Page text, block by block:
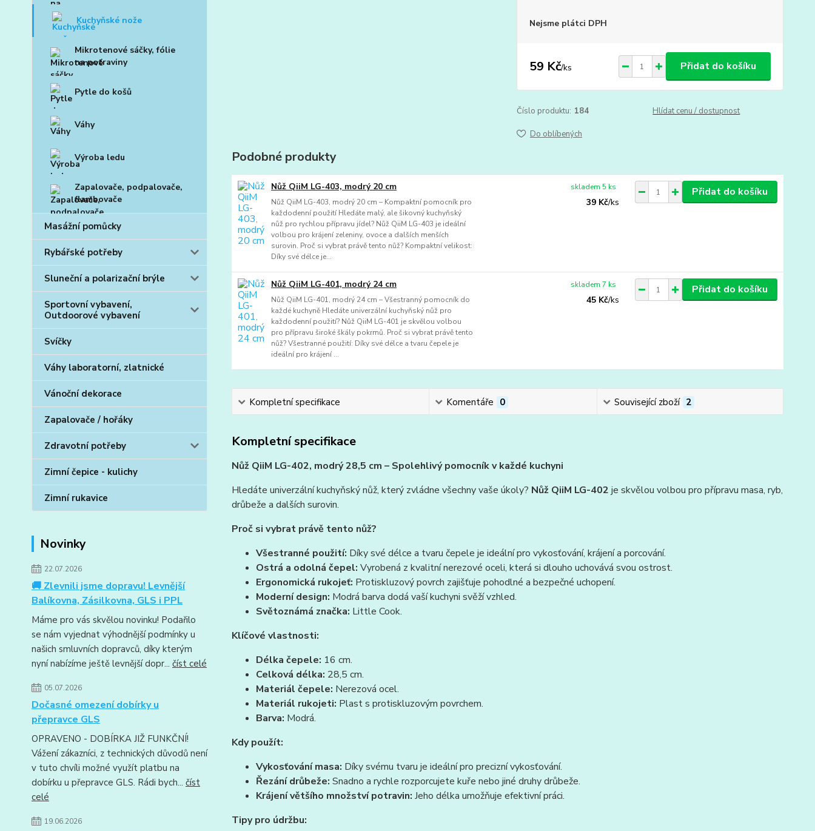
Kuchyňské nože
Mikrotenové sáčky, fólie
na potraviny
Pytle do košů
Váhy
Výroba ledu
Zapalovače, podpalovače,
flambovače
Masážní pomůcky
Rybářské potřeby
Sluneční a polarizační brýle
Sportovní vybavení,
Outdoorové vybavení
Svíčky
Váhy laboratorní, zlatnické
Vánoční dekorace
Zapalovače / hořáky
Zdravotní potřeby
Zimní čepice - kulichy
Zimní rukavice
Novinky
22.07.2026
🚚 Zlevnili jsme dopravu! Levnější
Balíkovna, Zásilkovna, GLS i PPL
Máme pro vás skvělou novinku! Podařilo
se nám vyjednat výhodnější podmínky u
našich smluvních dopravců, díky kterým
nyní nabízíme ještě levnější dopr... číst celé
05.07.2026
Dočasné omezení dobírky u
přepravce GLS
OPRAVENO - DOBÍRKA JIŽ FUNKČNÍ!
Vážení zákazníci, z technických důvodů není
v tuto chvíli možné využít platbu na
dobírku u přepravce GLS. Rádi bych... číst
celé
19.06.2026
Nejsme plátci DPH
59 Kč/ks Přidat do košíku
Číslo produktu: 184 Hlídat cenu / dostupnost
Do oblíbených
Podobné produkty
Nůž QiiM LG-403, modrý 20 cm
Nůž QiiM LG-403, modrý 20 cm – Kompaktní pomocník pro
každodenní použití Hledáte malý, ale šikovný kuchyňský
nůž pro rychlou přípravu jídel? Nůž QiiM LG-403 je ideální
volbou pro krájení zeleniny, ovoce a dalších menších
surovin. Proč si vybrat právě tento nůž? Kompaktní velikost:
Díky své délce je...
39 Kč/ks
skladem 5 ks Přidat do košíku
Nůž QiiM LG-401, modrý 24 cm
Nůž QiiM LG-401, modrý 24 cm – Všestranný pomocník do
každé kuchyně Hledáte univerzální kuchyňský nůž pro
každodenní použití? Nůž QiiM LG-401 je skvělou volbou
pro přípravu široké škály pokrmů. Proč si vybrat právě tento
nůž? Všestranné použití: Díky své délce a tvaru čepele je
ideální pro krájení ...
45 Kč/ks
skladem 7 ks Přidat do košíku
Kompletní specifikace Komentáře 0 Související zboží 2
Kompletní specifikace
Nůž QiiM LG-402, modrý 28,5 cm – Spolehlivý pomocník v každé kuchyni
Hledáte univerzální kuchyňský nůž, který zvládne všechny vaše úkoly? Nůž QiiM LG-402 je skvělou volbou pro přípravu masa, ryb,
drůbeže a dalších surovin.
Proč si vybrat právě tento nůž?
Všestranné použití: Díky své délce a tvaru čepele je ideální pro vykosťování, krájení a porcování.
Ostrá a odolná čepel: Vyrobená z kvalitní nerezové oceli, která si dlouho uchovává svou ostrost.
Ergonomická rukojeť: Protiskluzový povrch zajišťuje pohodlné a bezpečné uchopení.
Moderní design: Modrá barva dodá vaší kuchyni svěží vzhled.
Světoznámá značka: Little Cook.
Klíčové vlastnosti:
Délka čepele: 16 cm.
Celková délka: 28,5 cm.
Materiál čepele: Nerezová ocel.
Materiál rukojeti: Plast s protiskluzovým povrchem.
Barva: Modrá.
Kdy použít:
Vykosťování masa: Díky svému tvaru je ideální pro precizní vykosťování.
Řezání drůbeže: Snadno a rychle rozporcujete kuře nebo jiné druhy drůbeže.
Krájení většího množství potravin: Jeho délka umožňuje efektivní práci.
Tipy pro údržbu: